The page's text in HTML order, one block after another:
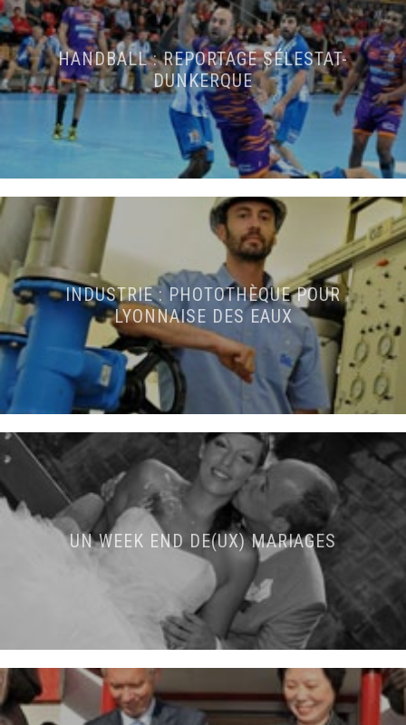
HANDBALL : REPORTAGE SÉLESTAT-
DUNKERQUE
INDUSTRIE : PHOTOTHÈQUE POUR
LYONNAISE DES EAUX
UN WEEK END DE(UX) MARIAGES